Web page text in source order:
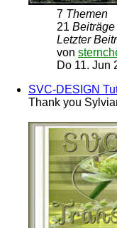
7 Themen
21 Beiträge
Letzter
von
Do 11. Jun
SVC-DESIGN
Thank you